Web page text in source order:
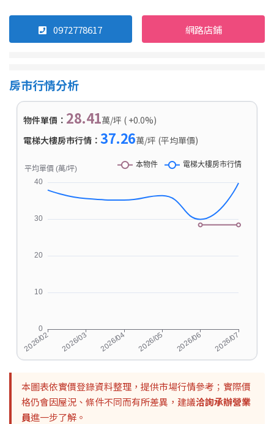
0972778617 網路店鋪
房市行情分析
物件單價： 28.41萬/坪 ( +0.0%)
電梯大樓房市行情： 37.26萬/坪 (平均單價)
本圖表依實價登錄資料整理，提供市場行情參考；實際價
格仍會因屋況、條件不同而有所差異，建議洽詢承辦營業
員進一步了解。